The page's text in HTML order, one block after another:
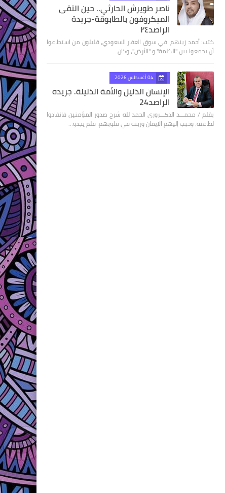
ناصر طويرش الحارثي.. حين التقى
الميكروفون بالطابوقة-جريدة
الراصد٢٤
كتب: أحمد زينهم في سوق العقار السعودي، قليلون من استطاعوا
أن يجمعوا بين "الكلمة" و "الأرض"، وكان…
04 أغسطس 2026
الإنسان الذليل والأمة الذليلة. جريده
الراصد24
بقلم / محمـــد الدكـــروري الحمد لله شرح صدور المؤمنين فانقادوا
لطاعته، وحبب إليهم الإيمان وزينه في قلوبهم، فلم يجدو…